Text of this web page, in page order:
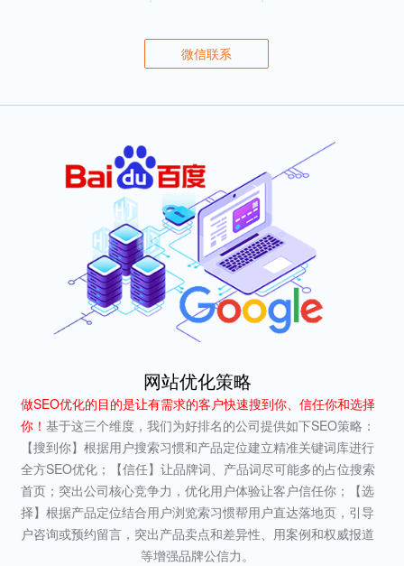
微信联系
网站优化策略
做SEO优化的目的是让有需求的客户快速搜到你、信任你和选择
你！ 基于这三个维度，我们为好排名的公司提供如下SEO策略：
【搜到你】根据用户搜索习惯和产品定位建立精准关键词库进行
全方SEO优化；【信任】让品牌词、产品词尽可能多的占位搜索
首页；突出公司核心竞争力，优化用户体验让客户信任你；【选
择】根据产品定位结合用户浏览索习惯帮用户直达落地页，引导
户咨询或预约留言，突出产品卖点和差异性、用案例和权威报道
等增强品牌公信力。